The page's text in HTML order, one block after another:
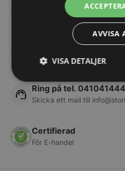
Frakt från 199 kr
Vi skickar med DHL
AAA Rating
Högsta kreditvärdighet
Ring på tel. 041041444
Skicka ett mail till
Certifierad
För E-handel
AVVISA
VISA DETALJER
Strikt
nödvändigt
Funktioner